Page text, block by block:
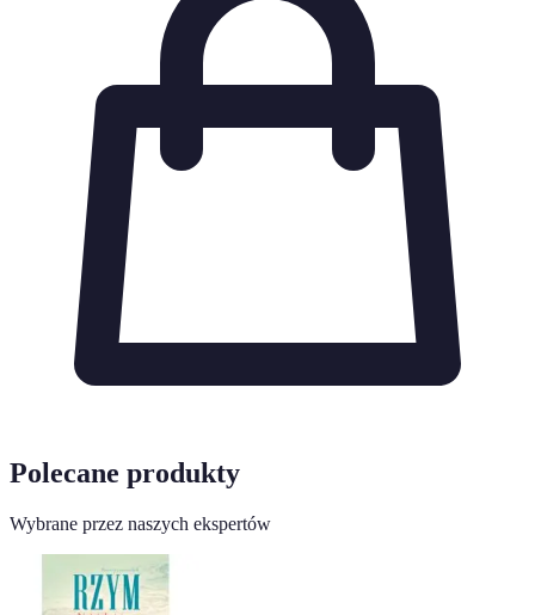
Polecane produkty
Wybrane przez naszych ekspertów